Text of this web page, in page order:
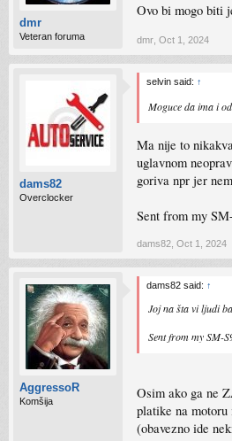
dmr
Veteran foruma
Ovo bi mogo biti
dmr Oct 1, 2024
dams82
Overclocker
selvin said: ↑
Moguce da ima i
Ma nije to
uglavnom
goriva npr jer
Sent from my
dams82 Oct 1, 2024
AggressoR
Komšija
dams82 said: ↑
Joj na šta vi ljudi
Sent from my SM-
Osim ako ga ne
platike na motoru
(obavezno ide